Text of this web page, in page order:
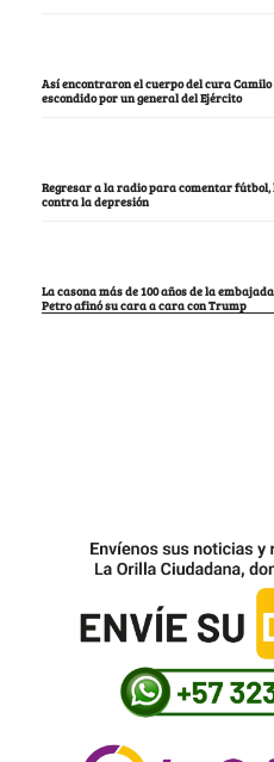
Así encontraron el cuerpo del cura Camilo
escondido por un general del Ejército
Regresar a la radio para comentar
contra la depresión
La casona más de 100 años de la
Petro afinó su cara a cara con Trump